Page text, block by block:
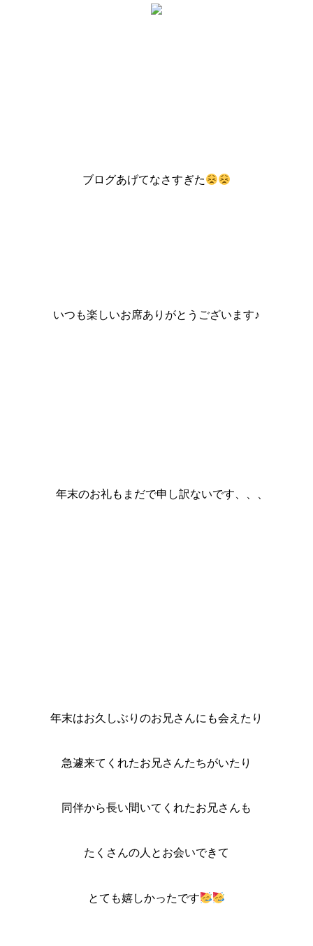
ブログあげてなさすぎた
いつも楽しいお席ありがとうございます♪
年末のお礼もまだで申し訳ないです、、、
年末はお久しぶりのお兄さんにも会えたり
急遽来てくれたお兄さんたちがいたり
同伴から長い間いてくれたお兄さんも
たくさんの人とお会いできて
とても嬉しかったです